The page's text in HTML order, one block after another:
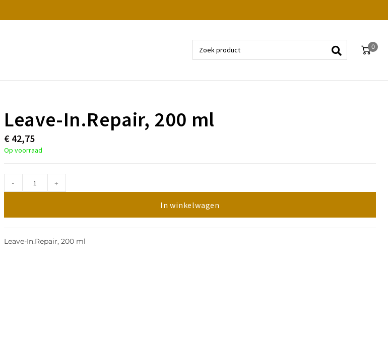
0
Leave-In.Repair, 200 ml
€42,75
Op voorraad
- +
In winkelwagen
Leave-In.Repair, 200 ml